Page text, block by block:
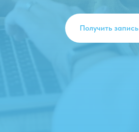
Получить запись